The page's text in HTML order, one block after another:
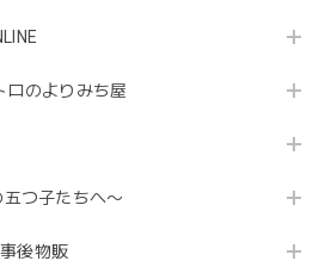
ロのよりみち屋
五つ子たちへ〜
事後物販